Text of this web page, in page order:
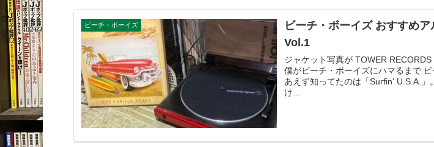
ビーチ・ボーイズ
ビーチ・ボーイズ おすすめ
Vol.1
ジャケット写真が TOWER RECORDS
僕がビーチ・ボーイズにハマるまで ビーチ・ボーイズと言えば、とり
あえず知ってたのは「Surfin' U.S.A.
け...